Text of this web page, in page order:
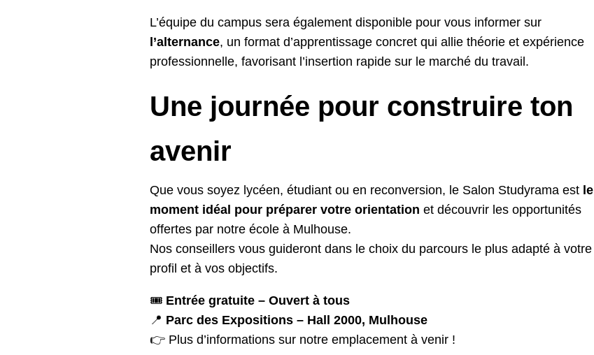
L’équipe du campus sera également disponible pour vous informer sur
l’alternance, un format d’apprentissage concret qui allie théorie et expérience
professionnelle, favorisant l’insertion rapide sur le marché du travail.
Une journée pour construire ton
avenir
Que vous soyez lycéen, étudiant ou en reconversion, le Salon Studyrama est le
moment idéal pour préparer votre orientation et découvrir les opportunités
offertes par notre école à Mulhouse.
Nos conseillers vous guideront dans le choix du parcours le plus adapté à votre
profil et à vos objectifs.
🎟️ Entrée gratuite – Ouvert à tous
📍 Parc des Expositions – Hall 2000, Mulhouse
👉 Plus d’informations sur notre emplacement à venir !